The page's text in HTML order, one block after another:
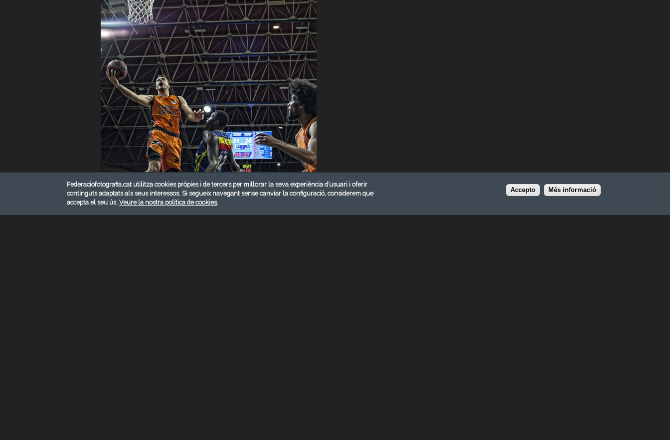
Federaciofotografia.cat utilitza cookies pròpies i de tercers per millorar la seva experiència d’usuari i oferir
continguts adaptats als seus interessos. Si segueix navegant sense canviar la configuració, considerem que
accepta el seu ús.Veure la nostra política de cookies.
Accepto Més informació